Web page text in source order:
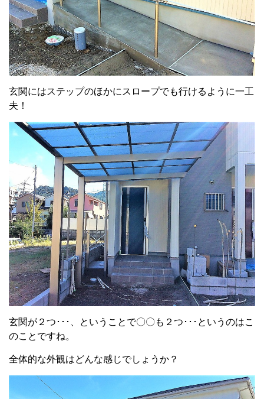
玄関にはステップのほかにスロープでも行けるように一工
夫！
玄関が２つ･･･、ということで〇〇も２つ･･･というのはこ
のことですね。
全体的な外観はどんな感じでしょうか？